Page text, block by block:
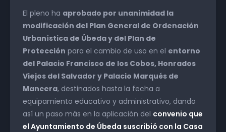
El pleno ha aprobado por unanimidad la
modificación del Plan General de Ordenación
Urbanística de Úbeda y del Plan de
Protección para el cambio de uso en el entorno
del Palacio Francisco de los Cobos, Honrados
Viejos del Salvador y Palacio Marqués de
Mancera, destinados hasta la fecha a
equipamiento educativo y administrativo, dando
así un paso más en la aplicación del convenio que
el Ayuntamiento de Úbeda suscribió con la Casa